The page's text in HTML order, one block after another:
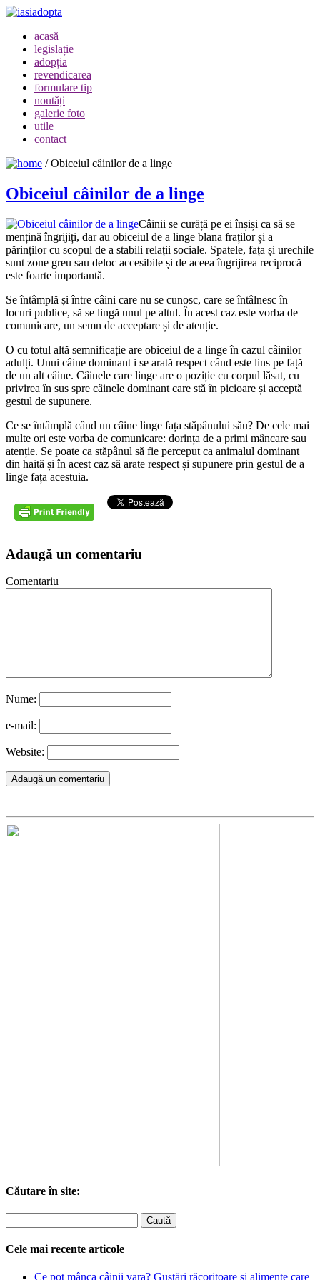
acasă
legislație
adopția
revendicarea
formulare tip
noutăți
galerie foto
utile
contact
/Obiceiul câinilor de a linge
Obiceiul câinilor de a linge
Câinii se curăță pe ei înșiși ca să se
mențină îngrijiți, dar au obiceiul de a linge blana fraților și a
părinților cu scopul de a stabili relații sociale. Spatele, fața și urechile
sunt zone greu sau deloc accesibile și de aceea îngrijirea reciprocă
este foarte importantă.
Se întâmplă și între câini care nu se cunosc, care se întâlnesc în
locuri publice, să se lingă unul pe altul. În acest caz este vorba de
comunicare, un semn de acceptare și de atenție.
O cu totul altă semnificație are obiceiul de a linge în cazul câinilor
adulți. Unui câine dominant i se arată respect când este lins pe față
de un alt câine. Câinele care linge are o poziție cu corpul lăsat, cu
privirea în sus spre câinele dominant care stă în picioare și acceptă
gestul de supunere.
Ce se întâmplă când un câine linge fața stăpânului său? De cele mai
multe ori este vorba de comunicare: dorința de a primi mâncare sau
atenție. Se poate ca stăpânul să fie perceput ca animalul dominant
din haită și în acest caz să arate respect și supunere prin gestul de a
linge fața acestuia.
Adaugă un comentariu
Comentariu
Nume:
e-mail:
Website:
Căutare în site:
Cele mai recente articole
Ce pot mânca câinii vara? Gustări răcoritoare și alimente care